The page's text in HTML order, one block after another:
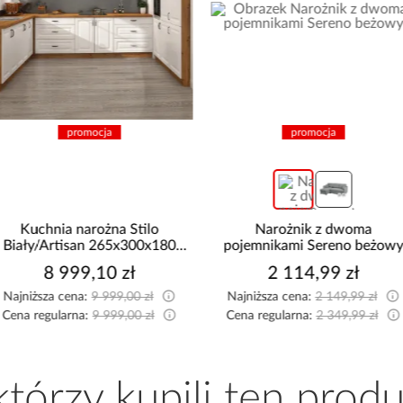
promocja
Kuchnia narożna Stilo
Biały/Artisan 265x300x180
8 999,10 zł
Najniższa cena:9 999,00 zł
Cena regularna:9 999,00 zł
promocja
Narożnik z dwoma
pojemnikami Sereno beżowy
2 114,99 zł
Najniższa cena:2 149,99 zł
Cena regularna:2 349,99 zł